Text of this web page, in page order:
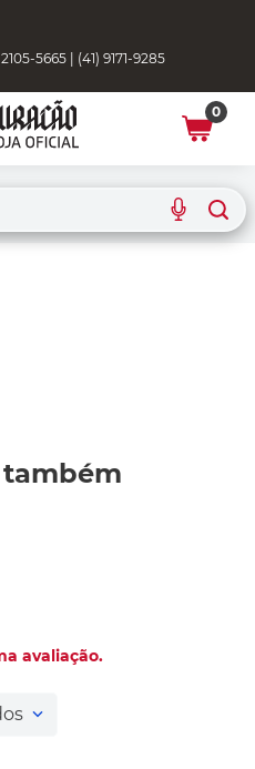
5665 | (41) 9171-9285
0
avaliação.